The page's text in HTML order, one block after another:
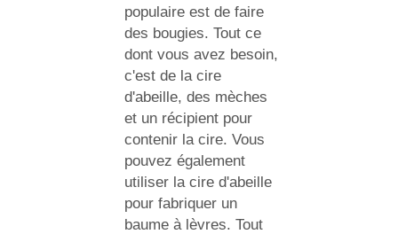
populaire est de faire
des bougies. Tout ce
dont vous avez besoin,
c'est de la cire
d'abeille, des mèches
et un récipient pour
contenir la cire. Vous
pouvez également
utiliser la cire d'abeille
pour fabriquer un
baume à lèvres. Tout